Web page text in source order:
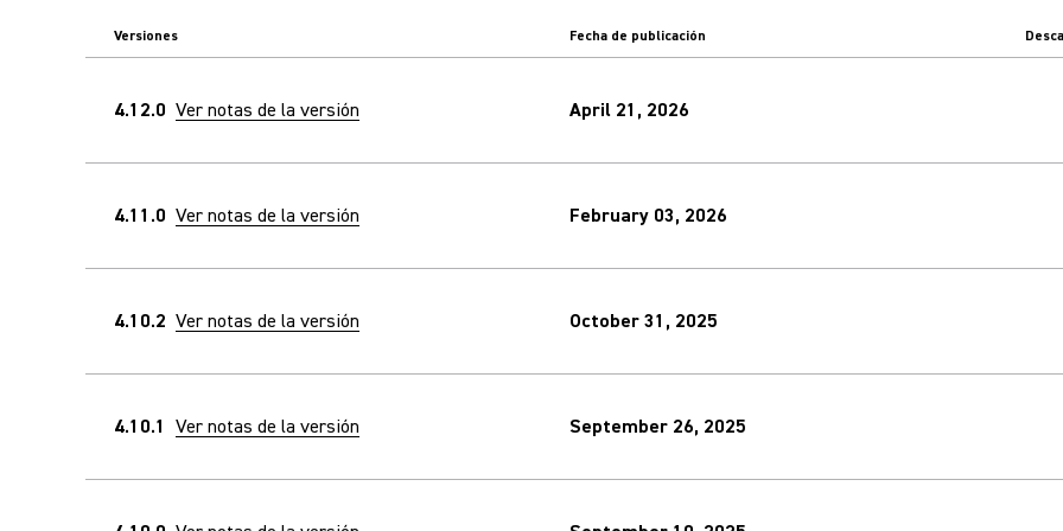
Versiones Fecha de publicación
4.12.0 Ver notas de la versión April 21, 2026
4.11.0 Ver notas de la versión February 03, 2026
4.10.2 Ver notas de la versión October 31, 2025
4.10.1 Ver notas de la versión September 26, 2025